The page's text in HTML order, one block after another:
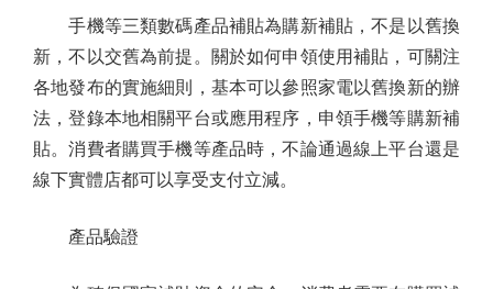
手機等三類數碼產品補貼為購新補貼，不是以舊換
新，不以交舊為前提。關於如何申領使用補貼，可關注
各地發布的實施細則，基本可以參照家電以舊換新的辦
法，登錄本地相關平台或應用程序，申領手機等購新補
貼。消費者購買手機等產品時，不論通過線上平台還是
線下實體店都可以享受支付立減。
產品驗證